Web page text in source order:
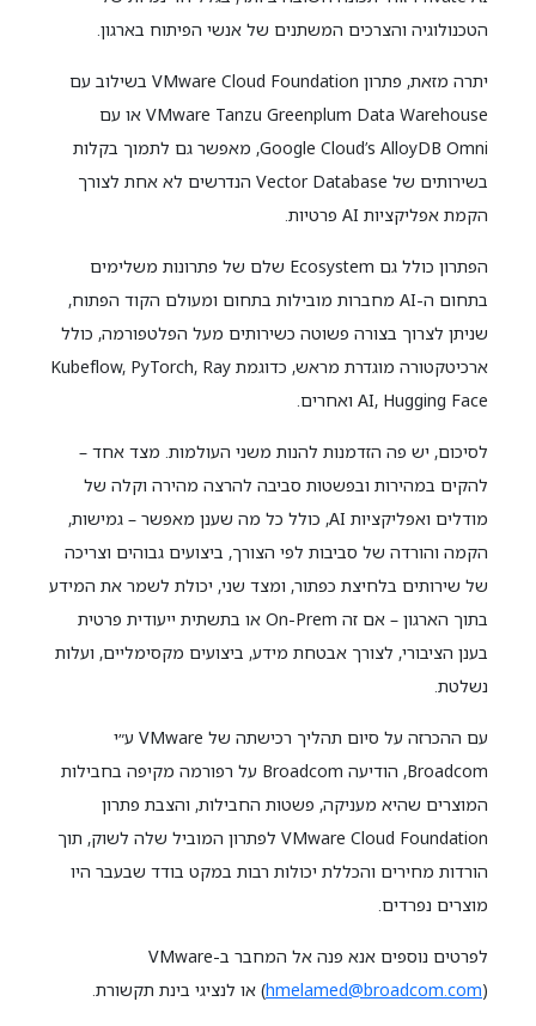
הטכנולוגיה והצרכים המשתנים של אנשי הפיתוח בארגון.
יתרה מזאת, פתרון VMware Cloud Foundation בשילוב עם
VMware Tanzu Greenplum Data Warehouse או עם
Google Cloud’s AlloyDB Omni, מאפשר גם לתמוך בקלות
בשירותים של Vector Database הנדרשים לא אחת לצורך
הקמת אפליקציות AI פרטיות.
הפתרון כולל גם Ecosystem שלם של פתרונות משלימים
בתחום ה-AI מחברות מובילות בתחום ומעולם הקוד הפתוח,
שניתן לצרוך בצורה פשוטה כשירותים מעל הפלטפורמה, כולל
ארכיטקטורה מוגדרת מראש, כדוגמת Kubeflow, PyTorch, Ray
AI, Hugging Face ואחרים.
לסיכום, יש פה הזדמנות להנות משני העולמות. מצד אחד –
להקים במהירות ובפשטות סביבה להרצה מהירה וקלה של
מודלים ואפליקציות AI, כולל כל מה שענן מאפשר – גמישות,
הקמה והורדה של סביבות לפי הצורך, ביצועים גבוהים וצריכה
של שירותים בלחיצת כפתור, ומצד שני, יכולת לשמר את המידע
בתוך הארגון – אם זה On-Prem או בתשתית ייעודית פרטית
בענן הציבורי, לצורך אבטחת מידע, ביצועים מקסימליים, ועלות
נשלטת.
עם ההכרזה על סיום תהליך רכישתה של VMware ע״י
Broadcom, הודיעה Broadcom על רפורמה מקיפה בחבילות
המוצרים שהיא מעניקה, פשטות החבילות, והצבת פתרון
VMware Cloud Foundation לפתרון המוביל שלה לשוק, תוך
הורדות מחירים והכללת יכולות רבות במקט בודד שבעבר היו
מוצרים נפרדים.
לפרטים נוספים אנא פנה אל המחבר ב-VMware
(hmelamed@broadcom.com) או לנציגי בינת תקשורת.